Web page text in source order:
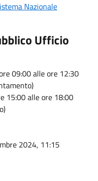
Nazionale
Ufficio
09:00 alle ore 12:30
15:00 alle ore 18:00
2024, 11:15